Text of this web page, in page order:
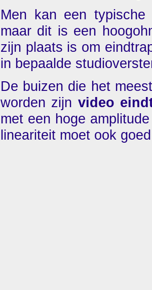
Men kan een
maar dit is een
zijn plaats is om
in bepaalde
De buizen die het
worden zijn video
met een hoge
lineariteit moet ook